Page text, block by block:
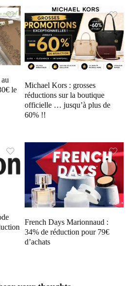
le
Michael Kors : grosses
réductions sur la boutique
officielle … jusqu’à plus de
60% !!
French Days Marionnaud :
34% de réduction pour 79€
d’achats